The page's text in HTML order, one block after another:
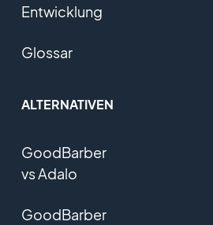
Entwicklung
Glossar
ALTERNATIVEN
GoodBarber
vs Adalo
GoodBarber